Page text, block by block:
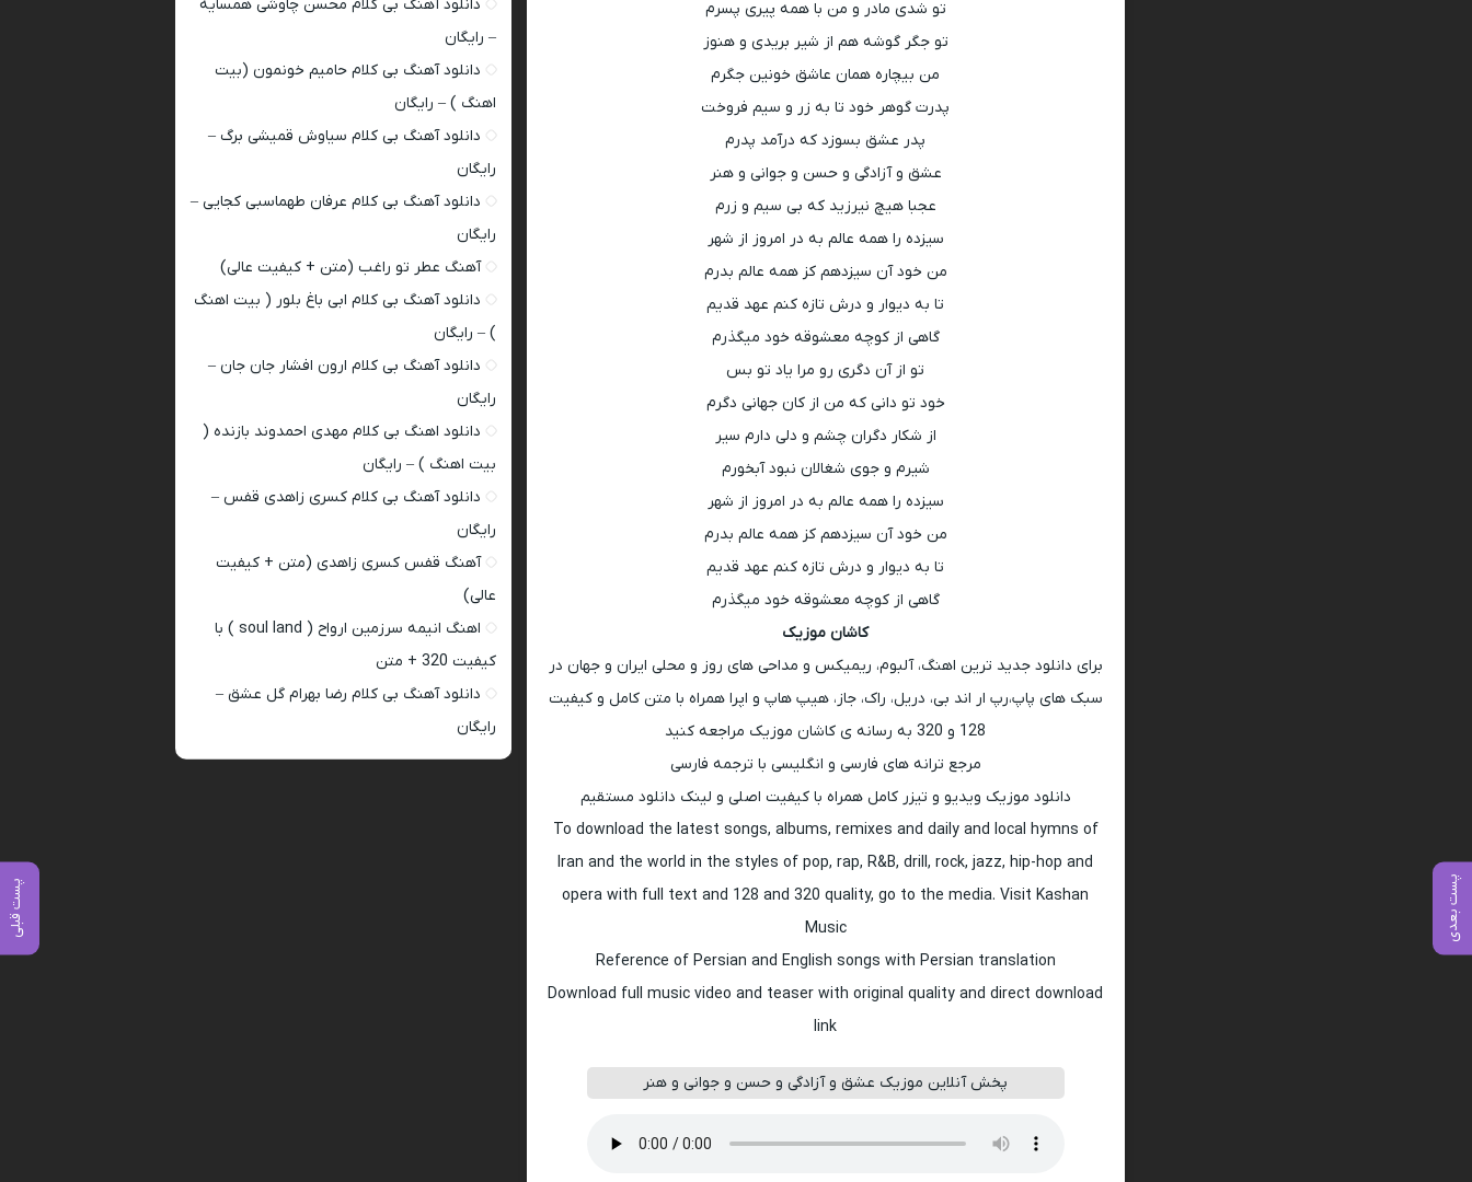
پست بعدی پست قبلی
تو شدی مادر و من با همه پیری پسرم
تو جگر گوشه هم از شیر بریدی و هنوز
من بیچاره همان عاشق خونین جگرم
پدرت گوهر خود تا به زر و سیم فروخت
پدر عشق بسوزد که درآمد پدرم
عشق و آزادگی و حسن و جوانی و هنر
عجبا هیچ نیرزید که بی سیم و زرم
سیزده را همه عالم به در امروز از شهر
من خود آن سیزدهم کز همه عالم بدرم
تا به دیوار و درش تازه کنم عهد قدیم
گاهی از کوچه معشوقه خود میگذرم
تو از آن دگری رو مرا یاد تو بس
خود تو دانی که من از کان جهانی دگرم
از شکار دگران چشم و دلی دارم سیر
شیرم و جوی شغالان نبود آبخورم
سیزده را همه عالم به در امروز از شهر
من خود آن سیزدهم کز همه عالم بدرم
تا به دیوار و درش تازه کنم عهد قدیم
گاهی از کوچه معشوقه خود میگذرم
کاشان موزیک
برای دانلود جدید ترین اهنگ، آلبوم، ریمیکس و مداحی های روز و محلی ایران و جهان در
سبک های پاپ،رپ ار اند بی، دریل، راک، جاز، هیپ هاپ و اپرا همراه با متن کامل و کیفیت
128 و 320 به رسانه ی کاشان موزیک مراجعه کنید
مرجع ترانه های فارسی و انگلیسی با ترجمه فارسی
دانلود موزیک ویدیو و تیزر کامل همراه با کیفیت اصلی و لینک دانلود مستقیم
To download the latest songs, albums, remixes and daily and local hymns of
Iran and the world in the styles of pop, rap, R&B, drill, rock, jazz, hip-hop and
opera with full text and 128 and 320 quality, go to the media. Visit Kashan
Music
Reference of Persian and English songs with Persian translation
Download full music video and teaser with original quality and direct download
link
پخش آنلاین موزیک عشق و آزادگی و حسن و جوانی و هنر
دانلود آهنگ بی کلام محسن چاوشی همسایه
– رایگان
دانلود آهنگ بی کلام حامیم خونمون (بیت
اهنگ ) – رایگان
دانلود آهنگ بی کلام سیاوش قمیشی برگ –
رایگان
دانلود آهنگ بی کلام عرفان طهماسبی کجایی –
رایگان
آهنگ عطر تو راغب (متن + کیفیت عالی)
دانلود آهنگ بی کلام ابی باغ بلور ( بیت اهنگ
) – رایگان
دانلود آهنگ بی کلام ارون افشار جان جان –
رایگان
دانلود اهنگ بی کلام مهدی احمدوند بازنده (
بیت اهنگ ) – رایگان
دانلود آهنگ بی کلام کسری زاهدی قفس –
رایگان
آهنگ قفس کسری زاهدی (متن + کیفیت
عالی)
اهنگ انیمه سرزمین ارواح ( soul land ) با
کیفیت 320 + متن
دانلود آهنگ بی کلام رضا بهرام گل عشق –
رایگان